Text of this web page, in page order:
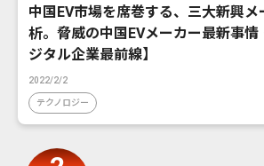
中国EV市場を席巻する、三大新興
析。脅威の中国EVメーカー最新事
ジタル企業最前線】
2022/2/2
テクノロジー